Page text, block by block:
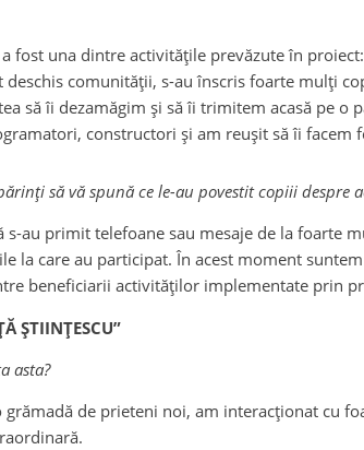
fost una dintre activitățile prevăzute în
comunității, s-au înscris foarte mulți
să îi dezamăgim și să îi trimitem acasă pe
constructori și am reușit să îi facem
să vă spună ce le-au povestit copiii despre
s-au primit telefoane sau mesaje de la
la care au participat. În acest moment
beneficiarii activităților implementate prin
ȘTIINȚESCU”
asta?
grămadă de prieteni noi, am interacționat cu